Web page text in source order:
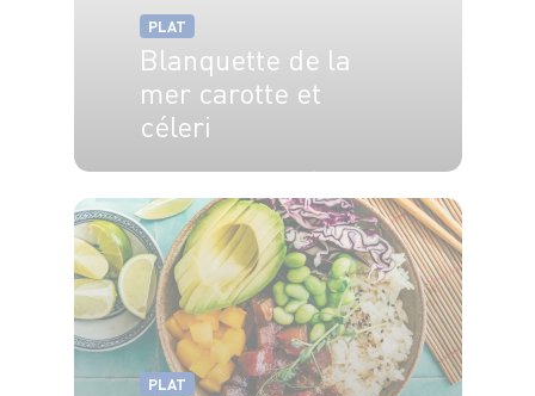
PLAT
Blanquette de la
mer carotte et
céleri
PLAT